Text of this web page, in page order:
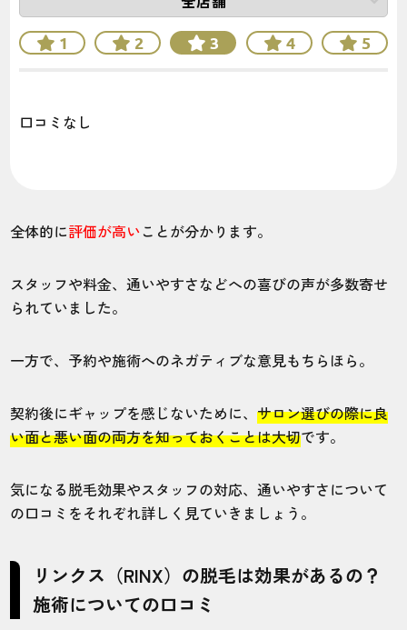
1 2 3 4 5
口コミなし
全体的に評価が高いことが分かります。
スタッフや料金、通いやすさなどへの喜びの声が多数寄せ
られていました。
一方で、予約や施術へのネガティブな意見もちらほら。
契約後にギャップを感じないために、サロン選びの際に良
い面と悪い面の両方を知っておくことは大切です。
気になる脱毛効果やスタッフの対応、通いやすさについて
の口コミをそれぞれ詳しく見ていきましょう。
リンクス（RINX）の脱毛は効果があるの？
施術についての口コミ